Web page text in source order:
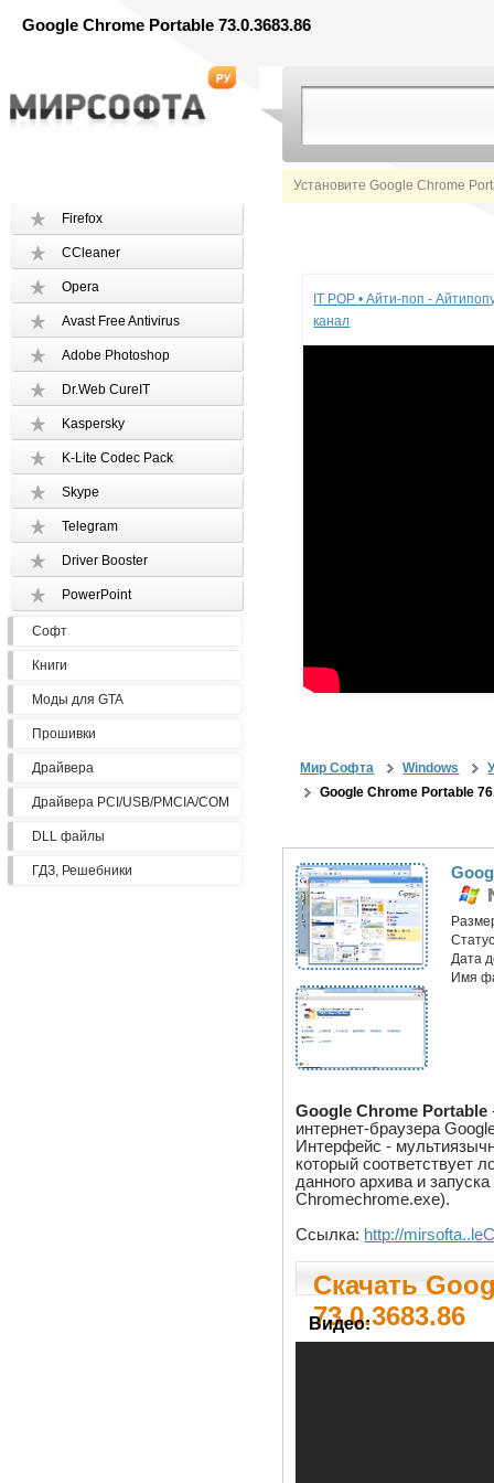
Google Chrome Portable 73.0.3683.86
Установите Google Chrome
Firefox
CCleaner
Opera
Avast Free Antivirus
Adobe Photoshop
Dr.Web CureIT
Kaspersky
K-Lite Codec Pack
Skype
Telegram
Driver Booster
PowerPoint
Софт
Книги
Моды для GTA
Прошивки
Драйвера
Драйвера PCI/USB/PMCIA/COM
DLL файлы
ГДЗ, Решебники
IT POP • Айти-поп -
канал
Мир Софта Windows
Google Chrome Portable
Дата
Имя
Google Chrome Portable
интернет-браузера
Интерфейс -
который соответствует
данного архива и
Chromechrome.exe).
Ссылка: http://
Скачать
73.0.3683.86
Видео: